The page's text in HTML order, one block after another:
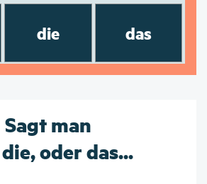
die das
Sagt man
oder das...